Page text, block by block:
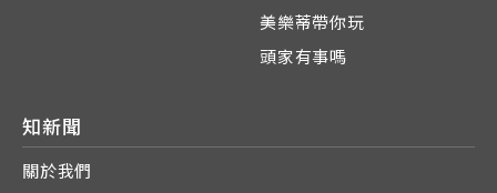
美樂蒂帶你玩
頭家有事嗎
知新聞
關於我們